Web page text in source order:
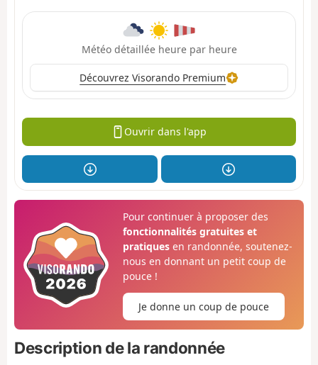
Météo détaillée heure par heure
Découvrez Visorando Premium
Ouvrir dans l'app
Pour continuer à proposer des
fonctionnalités gratuites et
pratiquesen randonnée, soutenez-
nous en donnant un petit coup de
pouce !
Je donne un coup de pouce
Description de la randonnée